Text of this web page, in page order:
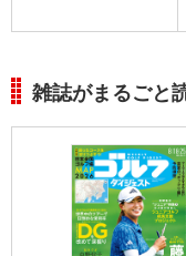
雑誌がまるごと